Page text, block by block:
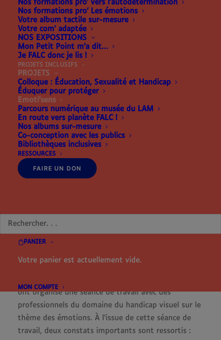
Nos formations pro’ vers l’autodétermination
Nos formations pro’ Les émotions
Votre album tactile sur-mesure
Votre com’ adaptée
NOS EXPOSITIONS
Mon Petit Point m’a dit…
Je FALC donc je lis !
PROJETS INCLUSIFS
PROJETS
Colloque : Éducation, Sexualité et Handicap
Éduquer pour protéger
Emoti’sens
Parcours numérique au musée du LAM
En route vers planète FALC !
Nos albums sur-mesure
Co-conception avec les publics
Bibliothèques inclusives
RESSOURCES
FAIRE UN DON
PANIER
Votre panier est actuellement vide.
MON COMPTE
Emoti’Sens est un projet
de recherche participative
et interventionnelle
Emoti’Sens est un projet de recherche coordonné
Dannyelle Valente, enseignante-chercheuse en
psychologie et spécialiste en design participatif de
l’Université de Genève.
En 2018, Dannyelle Valente et Caroline Chabaud,
ont organisé une séance de travail avec des
professionnels du domaine du handicap visuel sur le
thème des émotions. À l’issue de cette séance de
travail, deux constats importants sont ressortis :